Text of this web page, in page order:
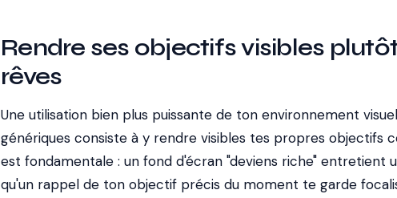
Rendre ses objectifs visibles
rêves
Une utilisation bien plus puissante de ton environnement
génériques consiste à y rendre visibles tes propres objectifs
est fondamentale : un fond d'écran "deviens riche" entretient
qu'un rappel de ton objectif précis du moment te garde